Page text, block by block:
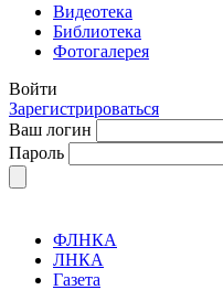
Видеотека
Библиотека
Фотогалерея
Войти
Зарегистрироваться
Ваш логин
Пароль
ФЛНКА
ЛНКА
Газета